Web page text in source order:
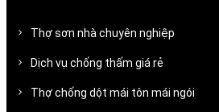
Thợ sơn nhà chuyên nghiệp
Dịch vụ chống thấm giá rẻ
Thợ chống dột mái tôn mái ngói